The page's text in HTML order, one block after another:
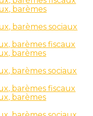
barèmes
barèmes sociaux
barèmes fiscaux
barèmes
barèmes sociaux
barèmes fiscaux
barèmes